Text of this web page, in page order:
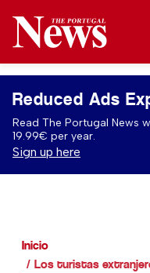
Reduced Ads
Read The Portugal News
19.99€ per year.
Sign up here
Inicio
Los turistas